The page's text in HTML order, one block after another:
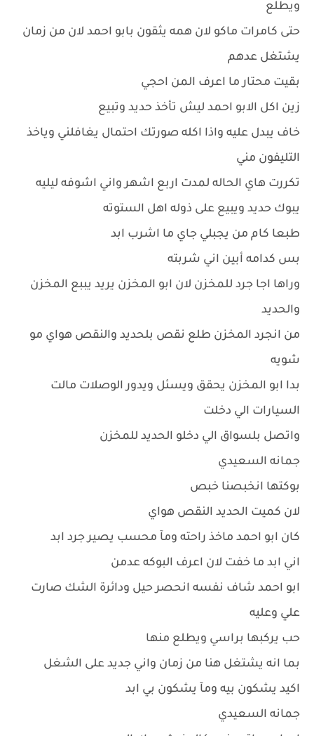
ويطلع
حتى كامرات ماكو لان همه يثقون بابو احمد لان من زمان
يشتغل عدهم
بقيت محتار ما اعرف المن احجي
زين اكل الابو احمد ليش تأخذ حديد وتبيع
خاف يبدل عليه واذا اكله صورتك احتمال يغافلني وياخذ
التليفون مني
تكررت هاي الحاله لمدت اربع اشهر واني اشوفه ليليه
يبوك حديد ويبيع على ذوله اهل الستوته
طبعا كام من يجبلي جاي ما اشرب ابد
بس كدامه أبين اني شربته
وراها اجا جرد للمخزن لان ابو المخزن يريد يببع المخزن
والحديد
من انجرد المخزن طلع نقص بلحديد والنقص هواي مو
شويه
بدا ابو المخزن يحقق ويسئل ويدور الوصلات مالت
السيارات الي دخلت
واتصل بلسواق الي دخلو الحديد للمخزن
جمانه السعيدي
بوكتها انخبصنا خبص
لان كميت الحديد النقص هواي
كان ابو احمد ماخذ راحته ومآ محسب يصير جرد ابد
اني ابد ما خفت لان اعرف البوكه عدمن
ابو احمد شاف نفسه انحصر حيل ودائرة الشك صارت
علي وعليه
حب يركبها براسي ويطلع منها
بما انه يشتغل هنا من زمان واني جديد على الشغل
اكيد يشكون بيه ومآ يشكون بي ابد
جمانه السعيدي